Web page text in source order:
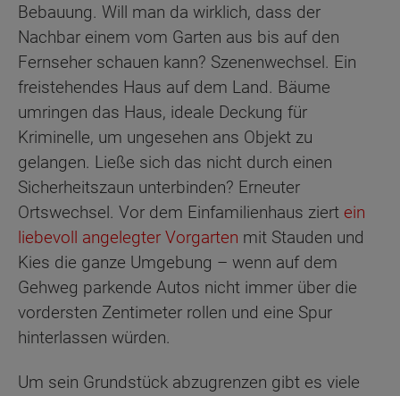
Bebauung. Will man da wirklich, dass der
Nachbar einem vom Garten aus bis auf den
Fernseher schauen kann? Szenenwechsel. Ein
freistehendes Haus auf dem Land. Bäume
umringen das Haus, ideale Deckung für
Kriminelle, um ungesehen ans Objekt zu
gelangen. Ließe sich das nicht durch einen
Sicherheitszaun unterbinden? Erneuter
Ortswechsel. Vor dem Einfamilienhaus ziert ein
liebevoll angelegter Vorgarten mit Stauden und
Kies die ganze Umgebung – wenn auf dem
Gehweg parkende Autos nicht immer über die
vordersten Zentimeter rollen und eine Spur
hinterlassen würden.
Um sein Grundstück abzugrenzen gibt es viele